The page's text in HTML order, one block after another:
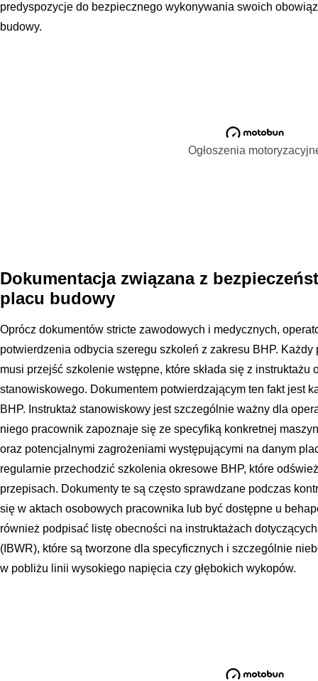
predyspozycje do bezpiecznego wykonywania swoich
budowy.
Ogłoszenia
Dokumentacja związana z
placu budowy
Oprócz dokumentów stricte zawodowych i medycznych,
potwierdzenia odbycia szeregu szkoleń z zakresu BHP.
musi przejść szkolenie wstępne, które składa się z instruktażu
stanowiskowego. Dokumentem potwierdzającym ten fakt jest
BHP. Instruktaż stanowiskowy jest szczególnie ważny dla
niego pracownik zapoznaje się ze specyfiką konkretnej
oraz potencjalnymi zagrożeniami występującymi na danym
regularnie przechodzić szkolenia okresowe BHP, które
przepisach. Dokumenty te są często sprawdzane podczas
się w aktach osobowych pracownika lub być dostępne u
również podpisać listę obecności na instruktażach
(IBWR), które są tworzone dla specyficznych i szczególnie
w pobliżu linii wysokiego napięcia czy głębokich wykopów.